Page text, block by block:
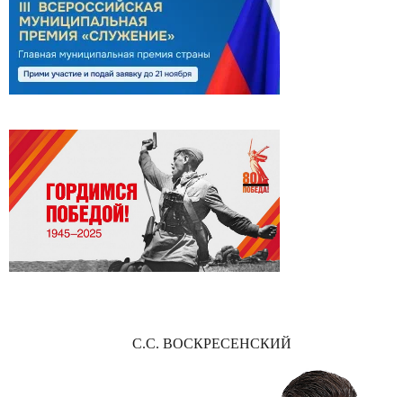
С.С. ВОСКРЕСЕНСКИЙ